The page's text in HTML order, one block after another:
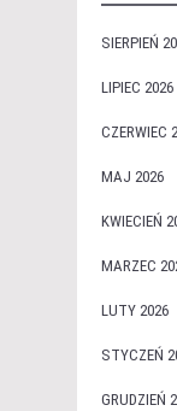
SIERPIEŃ
LIPIEC 2026
CZERWIEC
MAJ 2026
KWIECIEŃ
MARZEC
LUTY 2026
STYCZEŃ
GRUDZIEŃ